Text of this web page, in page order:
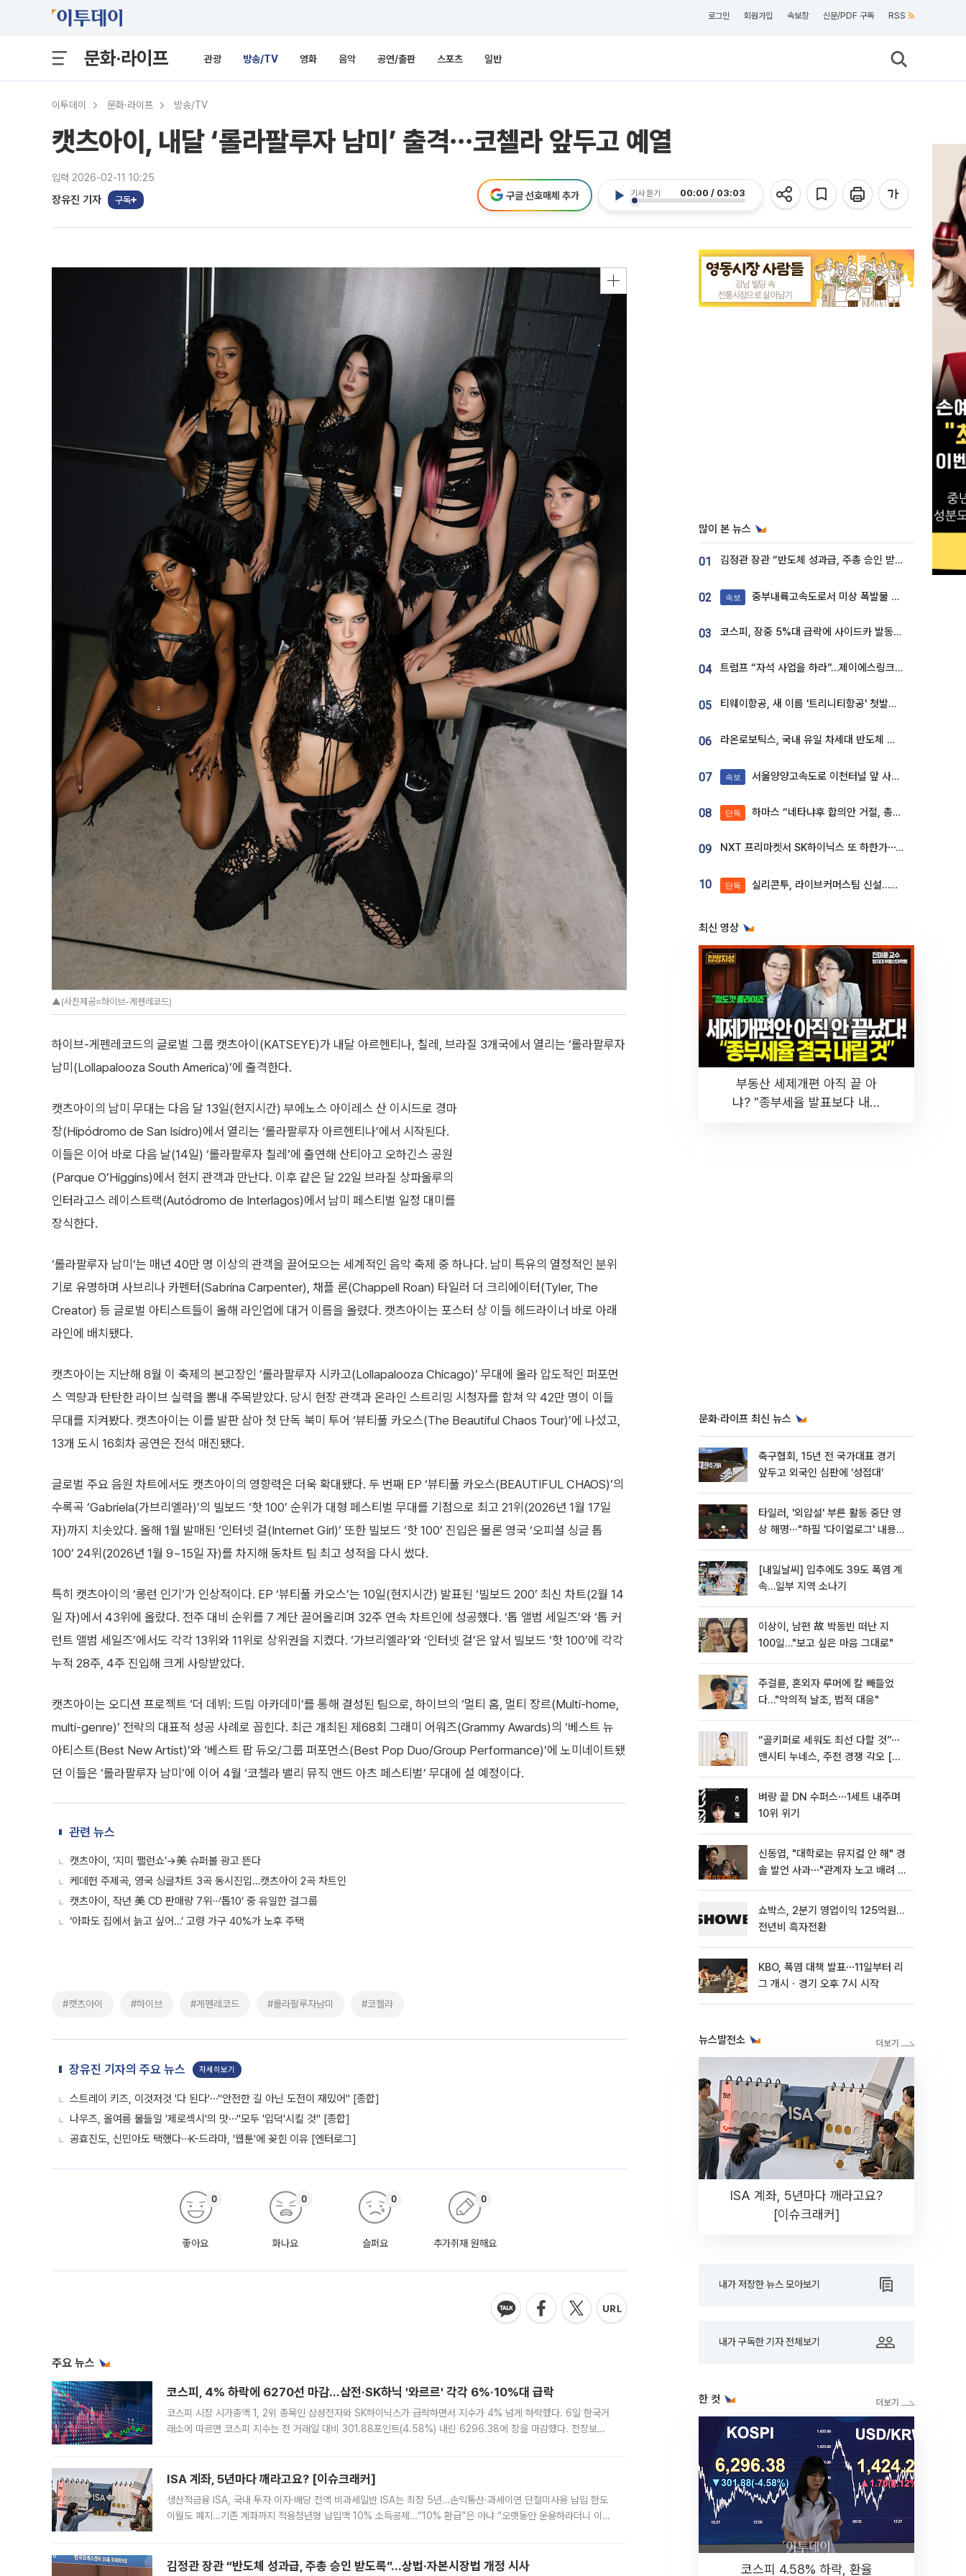
로그인 회원가입 속보창 신문/PDF 구독 RSS
문화·라이프 관광 방송/TV 영화 음악 공연/출판 스포츠 일반
이투데이 문화·라이프 방송/TV
캣츠아이, 내달 ‘롤라팔루자 남미’ 출격⋯코첼라 앞두고 예열
입력 2026-02-11 10:25
장유진 기자 구독
기사 듣기 00:00 / 03:03
구글 선호매체 추가
▲(사진제공=하이브-게펜레코드)
하이브-게펜레코드의 글로벌 그룹 캣츠아이(KATSEYE)가 내달 아르헨티나, 칠레, 브라질 3개국에서 열리는 ‘롤라팔루자
남미(Lollapalooza South America)’에 출격한다.
캣츠아이의 남미 무대는 다음 달 13일(현지시간) 부에노스 아이레스 산 이시드로 경마
장(Hipódromo de San Isidro)에서 열리는 ‘롤라팔루자 아르헨티나’에서 시작된다.
이들은 이어 바로 다음 날(14일) ‘롤라팔루자 칠레’에 출연해 산티아고 오하긴스 공원
(Parque O’Higgins)에서 현지 관객과 만난다. 이후 같은 달 22일 브라질 상파울루의
인터라고스 레이스트랙(Autódromo de Interlagos)에서 남미 페스티벌 일정 대미를
장식한다.
‘롤라팔루자 남미’는 매년 40만 명 이상의 관객을 끌어모으는 세계적인 음악 축제 중 하나다. 남미 특유의 열정적인 분위
기로 유명하며 사브리나 카펜터(Sabrina Carpenter), 채플 론(Chappell Roan) 타일러 더 크리에이터(Tyler, The
Creator) 등 글로벌 아티스트들이 올해 라인업에 대거 이름을 올렸다. 캣츠아이는 포스터 상 이들 헤드라이너 바로 아래
라인에 배치됐다.
캣츠아이는 지난해 8월 이 축제의 본고장인 ‘롤라팔루자 시카고(Lollapalooza Chicago)’ 무대에 올라 압도적인 퍼포먼
스 역량과 탄탄한 라이브 실력을 뽐내 주목받았다. 당시 현장 관객과 온라인 스트리밍 시청자를 합쳐 약 42만 명이 이들
무대를 지켜봤다. 캣츠아이는 이를 발판 삼아 첫 단독 북미 투어 ‘뷰티풀 카오스(The Beautiful Chaos Tour)’에 나섰고,
13개 도시 16회차 공연은 전석 매진됐다.
글로벌 주요 음원 차트에서도 캣츠아이의 영향력은 더욱 확대됐다. 두 번째 EP ‘뷰티풀 카오스(BEAUTIFUL CHAOS)’의
수록곡 ‘Gabriela(가브리엘라)’의 빌보드 ‘핫 100’ 순위가 대형 페스티벌 무대를 기점으로 최고 21위(2026년 1월 17일
자)까지 치솟았다. 올해 1월 발매된 ‘인터넷 걸(Internet Girl)’ 또한 빌보드 ‘핫 100’ 진입은 물론 영국 ‘오피셜 싱글 톱
100’ 24위(2026년 1월 9~15일 자)를 차지해 동차트 팀 최고 성적을 다시 썼다.
특히 캣츠아이의 ‘롱런 인기’가 인상적이다. EP ‘뷰티풀 카오스’는 10일(현지시간) 발표된 ‘빌보드 200’ 최신 차트(2월 14
일 자)에서 43위에 올랐다. 전주 대비 순위를 7 계단 끌어올리며 32주 연속 차트인에 성공했다. ‘톱 앨범 세일즈’와 ‘톱 커
런트 앨범 세일즈’에서도 각각 13위와 11위로 상위권을 지켰다. ‘가브리엘라’와 ‘인터넷 걸’은 앞서 빌보드 ‘핫 100’에 각각
누적 28주, 4주 진입해 크게 사랑받았다.
캣츠아이는 오디션 프로젝트 ‘더 데뷔: 드림 아카데미’를 통해 결성된 팀으로, 하이브의 ‘멀티 홈, 멀티 장르(Multi-home,
multi-genre)’ 전략의 대표적 성공 사례로 꼽힌다. 최근 개최된 제68회 그래미 어워즈(Grammy Awards)의 ‘베스트 뉴
아티스트(Best New Artist)’와 ‘베스트 팝 듀오/그룹 퍼포먼스(Best Pop Duo/Group Performance)’에 노미네이트됐
던 이들은 ‘롤라팔루자 남미’에 이어 4월 ‘코첼라 밸리 뮤직 앤드 아츠 페스티벌’ 무대에 설 예정이다.
관련 뉴스
캣츠아이, ‘지미 팰런쇼’→美 슈퍼볼 광고 뜬다
케데헌 주제곡, 영국 싱글차트 3곡 동시진입…캣츠아이 2곡 차트인
캣츠아이, 작년 美 CD 판매량 7위⋯‘톱10’ 중 유일한 걸그룹
‘아파도 집에서 늙고 싶어…’ 고령 가구 40%가 노후 주택
#캣츠아이 #하이브 #게펜레코드 #롤라팔루자남미 #코첼라
장유진 기자의 주요 뉴스 자세히보기
스트레이 키즈, 이것저것 '다 된다'⋯"안전한 길 아닌 도전이 재밌어" [종합]
나우즈, 올여름 물들일 '제로섹시'의 맛⋯"모두 '입덕'시킬 것" [종합]
공효진도, 신민아도 택했다⋯K-드라마, '웹툰'에 꽂힌 이유 [엔터로그]
좋아요
0
화나요
0
슬퍼요
0
추가취재 원해요
0
주요 뉴스
코스피, 4% 하락에 6270선 마감…삼전·SK하닉 '와르르' 각각 6%·10%대 급락
코스피 시장 시가총액 1, 2위 종목인 삼성전자와 SK하이닉스가 급락하면서 지수가 4% 넘게 하락했다. 6일 한국거
래소에 따르면 코스피 지수는 전 거래일 대비 301.88포인트(4.58%) 내린 6296.38에 장을 마감했다. 전장보다
ISA 계좌, 5년마다 깨라고요? [이슈크래커]
생산적금융 ISA, 국내 투자 이자·배당 전액 비과세일반 ISA는 최장 5년…손익통산·과세이연 단절미사용 납입 한도
이월도 폐지…기존 계좌까지 적용청년형 납입액 10% 소득공제…“10% 환급”은 아냐 “오랫동안 운용하라더니 이제
김정관 장관 “반도체 성과급, 주총 승인 받도록”…상법·자본시장법 개정 시사
많이 본 뉴스
01 김정관 장관 “반도체 성과급, 주총 승인 받도록”…상법·자본시장법 개정 시사
02 속보 중부내륙고속도로서 미상 폭발물 발견
03 코스피, 장중 5%대 급락에 사이드카 발동…삼성·SK 동반 폭락
04 트럼프 “자석 사업을 하라”…제이에스링크, 비중국 영구자석 공급망 구축 속도
05 티웨이항공, 새 이름 '트리니티항공' 첫발…SSC 전략 본격화
06 라온로보틱스, 국내 유일 차세대 반도체 공정 로봇 개발 ‘고객사 테스트 진행’
07 속보 서울양양고속도로 이천터널 앞 사고 발생
08 단독 하마스 “네타냐후 합의안 거절, 총선 앞두고 시간 끌기”
09 NXT 프리마켓서 SK하이닉스 또 하한가⋯‘11주 거래’에 시초가 왜곡
10 단독 실리콘투, 라이브커머스팀 신설…K뷰티 ‘글로벌 판매망’ 확대[K뷰티 라방戰]
최신 영상
부동산 세제개편 아직 끝 아
냐? "종부세율 발표보다 내릴
문화·라이프 최신 뉴스
축구협회, 15년 전 국가대표 경기
앞두고 외국인 심판에 ‘성접대’
타일러, '외압설' 부른 활동 중단 영
상 해명⋯"하필 '다이얼로그' 내용이
[내일날씨] 입추에도 39도 폭염 계
속…일부 지역 소나기
이상이, 남편 故 박동빈 떠난 지
100일…"보고 싶은 마음 그대로"
주걸륜, 혼외자 루머에 칼 빼들었
다…"악의적 날조, 법적 대응"
“골키퍼로 세워도 최선 다할 것”⋯
맨시티 누네스, 주전 경쟁 각오 [인
벼랑 끝 DN 수퍼스⋯1세트 내주며
10위 위기
신동엽, "대학로는 뮤지컬 안 해" 경
솔 발언 사과⋯"관계자 노고 배려 못
쇼박스, 2분기 영업이익 125억원…
전년비 흑자전환
KBO, 폭염 대책 발표⋯11일부터 리
그 개시ㆍ경기 오후 7시 시작
뉴스발전소
ISA 계좌, 5년마다 깨라고요?
[이슈크래커]
내가 저장한 뉴스 모아보기
내가 구독한 기자 전체보기
한 컷
코스피 4.58% 하락, 환율